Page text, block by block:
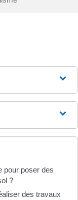
pour poser des
?
des travaux